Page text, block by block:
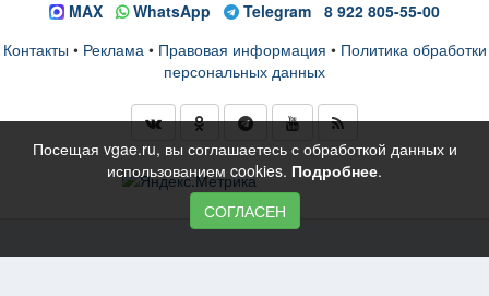
MAX WhatsApp Telegram 8 922 805-55-00
Контакты • Реклама• Правовая информация • Политика обработки
персональных данных
Посещая vgae.ru, вы соглашаетесь с обработкой данных и
использованием cookies. Подробнее.
СОГЛАСЕН